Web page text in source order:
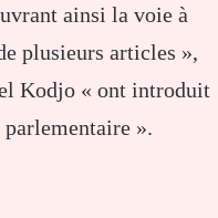
ainsi la voie à
plusieurs articles »,
Kodjo « ont introduit
».